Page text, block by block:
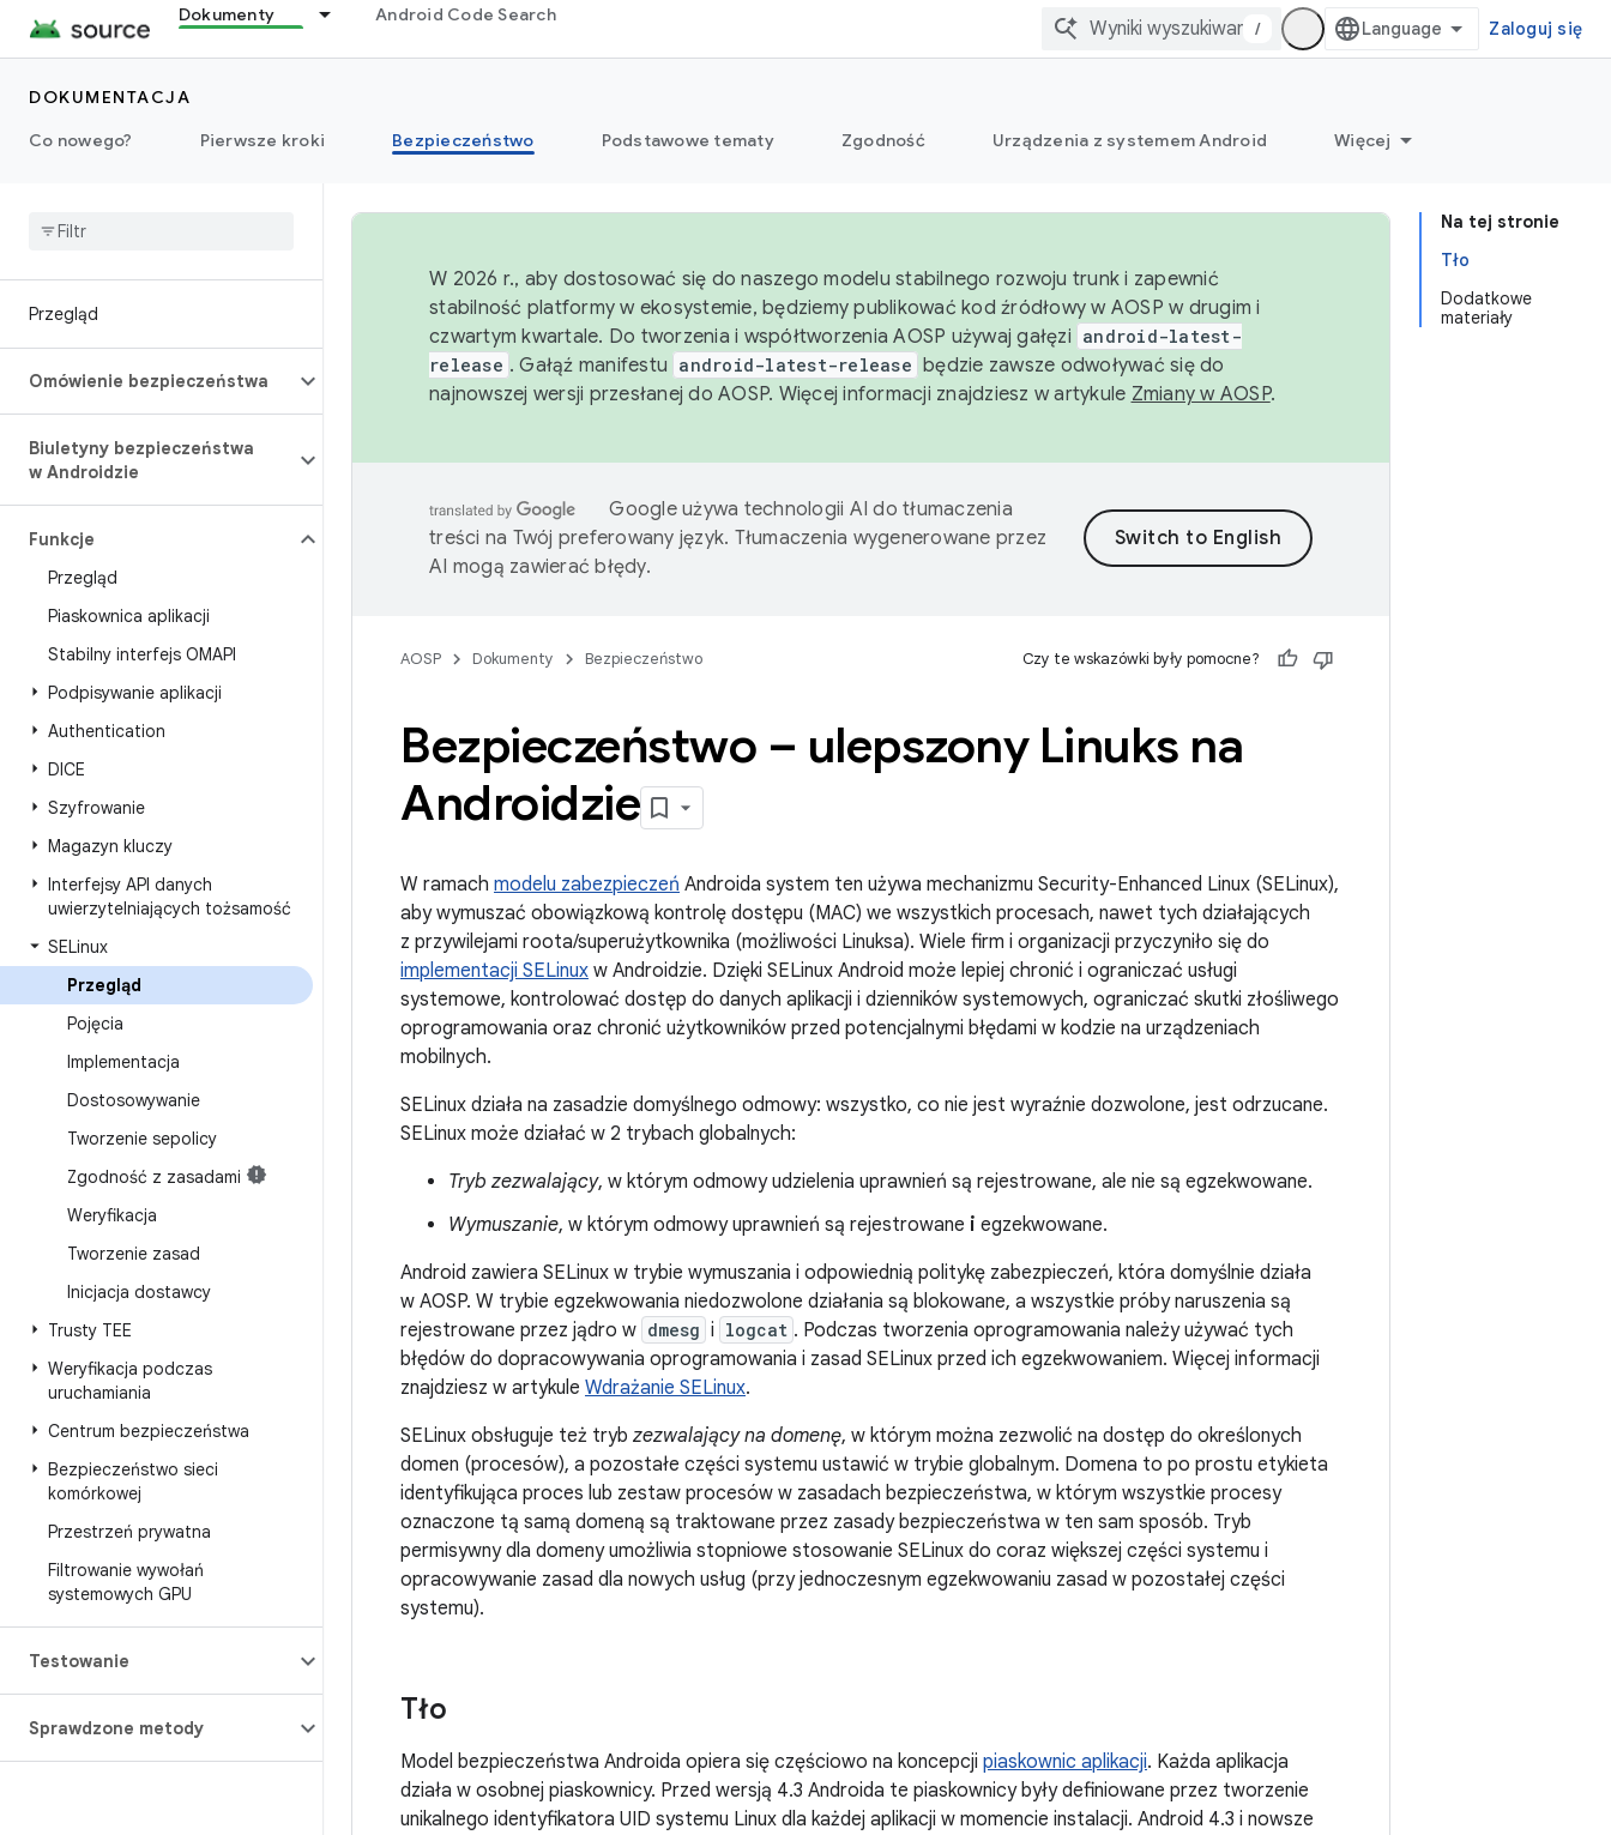
Dokumenty Android Code Search
/ Zaloguj się
DOKUMENTACJA
Co nowego?
Pierwsze kroki Bezpieczeństwo Podstawowe tematy Zgodność Urządzenia z systemem Android Więcej
Przegląd
Omówienie bezpieczeństwa
Biuletyny bezpieczeństwa
w Androidzie
Funkcje
Przegląd
Piaskownica aplikacji
Stabilny interfejs OMAPI
Podpisywanie aplikacji
Authentication
DICE
Szyfrowanie
Magazyn kluczy
Interfejsy API danych
uwierzytelniających tożsamość
SELinux
Przegląd
Pojęcia
Implementacja
Dostosowywanie
Tworzenie sepolicy
Zgodność z zasadami
Weryfikacja
Tworzenie zasad
Inicjacja dostawcy
Trusty TEE
Weryfikacja podczas
uruchamiania
Centrum bezpieczeństwa
Bezpieczeństwo sieci
komórkowej
Przestrzeń prywatna
Filtrowanie wywołań
systemowych GPU
Testowanie
Sprawdzone metody
Na tej stronie
Tło
Dodatkowe
materiały
W 2026 r., aby dostosować się do naszego modelu stabilnego rozwoju trunk i zapewnić
stabilność platformy w ekosystemie, będziemy publikować kod źródłowy w AOSP w drugim i
czwartym kwartale. Do tworzenia i współtworzenia AOSP używaj gałęzi android-latest-
release . Gałąź manifestu android-latest-release będzie zawsze odwoływać się do
najnowszej wersji przesłanej do AOSP. Więcej informacji znajdziesz w artykule Zmiany w AOSP.
Google używa technologii AI do tłumaczenia
treści na Twój preferowany język. Tłumaczenia wygenerowane przez
AI mogą zawierać błędy.
AOSP Dokumenty Bezpieczeństwo Czy te wskazówki były pomocne?
Bezpieczeństwo – ulepszony Linuks na
Androidzie
W ramach modelu zabezpieczeń Androida system ten używa mechanizmu Security-Enhanced Linux (SELinux),
aby wymuszać obowiązkową kontrolę dostępu (MAC) we wszystkich procesach, nawet tych działających
z przywilejami roota/superużytkownika (możliwości Linuksa). Wiele firm i organizacji przyczyniło się do
implementacji SELinux w Androidzie. Dzięki SELinux Android może lepiej chronić i ograniczać usługi
systemowe, kontrolować dostęp do danych aplikacji i dzienników systemowych, ograniczać skutki złośliwego
oprogramowania oraz chronić użytkowników przed potencjalnymi błędami w kodzie na urządzeniach
mobilnych.
SELinux działa na zasadzie domyślnego odmowy: wszystko, co nie jest wyraźnie dozwolone, jest odrzucane.
SELinux może działać w 2 trybach globalnych:
Tryb zezwalający, w którym odmowy udzielenia uprawnień są rejestrowane, ale nie są egzekwowane.
Wymuszanie, w którym odmowy uprawnień są rejestrowane i egzekwowane.
Android zawiera SELinux w trybie wymuszania i odpowiednią politykę zabezpieczeń, która domyślnie działa
w AOSP. W trybie egzekwowania niedozwolone działania są blokowane, a wszystkie próby naruszenia są
rejestrowane przez jądro w dmesg i logcat . Podczas tworzenia oprogramowania należy używać tych
błędów do dopracowywania oprogramowania i zasad SELinux przed ich egzekwowaniem. Więcej informacji
znajdziesz w artykule Wdrażanie SELinux.
SELinux obsługuje też tryb zezwalający na domenę, w którym można zezwolić na dostęp do określonych
domen (procesów), a pozostałe części systemu ustawić w trybie globalnym. Domena to po prostu etykieta
identyfikująca proces lub zestaw procesów w zasadach bezpieczeństwa, w którym wszystkie procesy
oznaczone tą samą domeną są traktowane przez zasady bezpieczeństwa w ten sam sposób. Tryb
permisywny dla domeny umożliwia stopniowe stosowanie SELinux do coraz większej części systemu i
opracowywanie zasad dla nowych usług (przy jednoczesnym egzekwowaniu zasad w pozostałej części
systemu).
Tło
Model bezpieczeństwa Androida opiera się częściowo na koncepcji piaskownic aplikacji. Każda aplikacja
działa w osobnej piaskownicy. Przed wersją 4.3 Androida te piaskownicy były definiowane przez tworzenie
unikalnego identyfikatora UID systemu Linux dla każdej aplikacji w momencie instalacji. Android 4.3 i nowsze